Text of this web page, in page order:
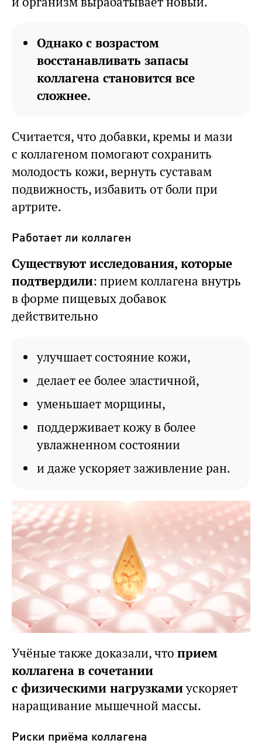
Однако с возрастом
восстанавливать запасы
коллагена становится все
сложнее.
Считается, что добавки, кремы и мази
с коллагеном помогают сохранить
молодость кожи, вернуть суставам
подвижность, избавить от боли при
артрите.
Работает ли коллаген
Существуют исследования, которые
подтвердили: прием коллагена внутрь
в форме пищевых добавок
действительно
улучшает состояние кожи,
делает ее более эластичной,
уменьшает морщины,
поддерживает кожу в более
увлажненном состоянии
и даже ускоряет заживление ран.
Учёные также доказали, что прием
коллагена в сочетании
с физическими нагрузкамиускоряет
наращивание мышечной массы.
Риски приёма коллагена